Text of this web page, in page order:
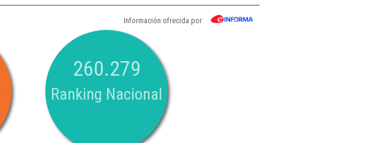
Información ofrecida por
260.279
Ranking Nacional